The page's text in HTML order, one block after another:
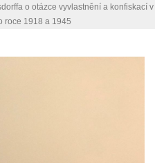
o otázce vyvlastnění a konfiskací v
roce 1918 a 1945